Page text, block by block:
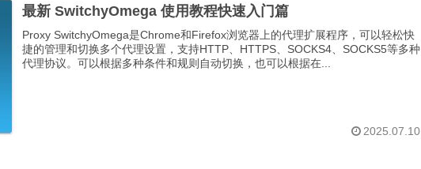
最新 SwitchyOmega 使用教程快速入门篇
Proxy SwitchyOmega是Chrome和Firefox浏览器上的代理扩展程序，可以轻松快
捷的管理和切换多个代理设置，支持HTTP、HTTPS、SOCKS4、SOCKS5等多种
代理协议。可以根据多种条件和规则自动切换，也可以根据在...
2025.07.10